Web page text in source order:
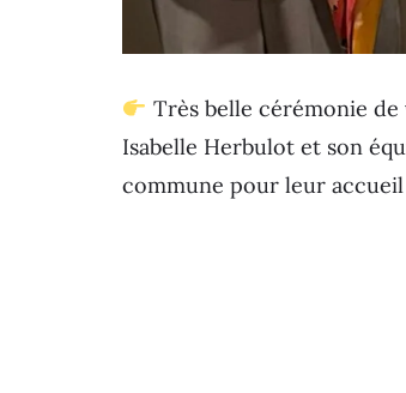
Très belle cérémonie
Isabelle Herbulot et son
commune pour leur